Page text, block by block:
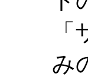
み